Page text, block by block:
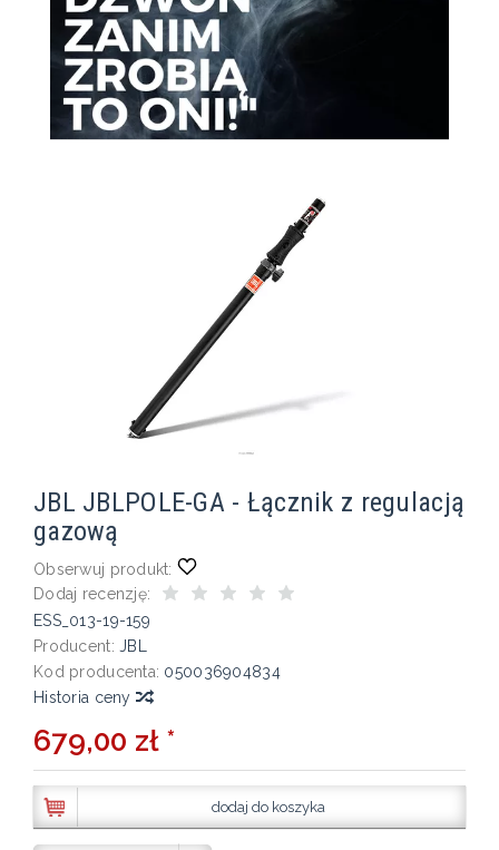
JBL JBLPOLE-GA - Łącznik z regulacją
gazową
Obserwuj produkt:
Dodaj recenzję:
ESS_013-19-159
Producent: JBL
Kod producenta: 050036904834
Historia ceny
679,00 zł *
dodaj do koszyka